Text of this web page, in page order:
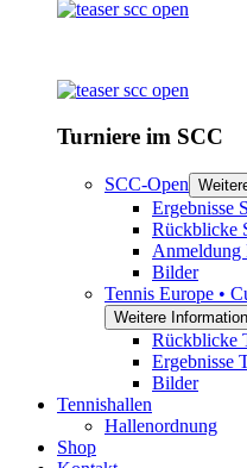
Turniere im SCC
SCC-Open
Ergebnisse
Rückblicke
Anmeldung
Bilder
Tennis Europe •
Weitere
Rückblicke
Ergebnisse
Bilder
Tennishallen
Hallenordnung
Shop